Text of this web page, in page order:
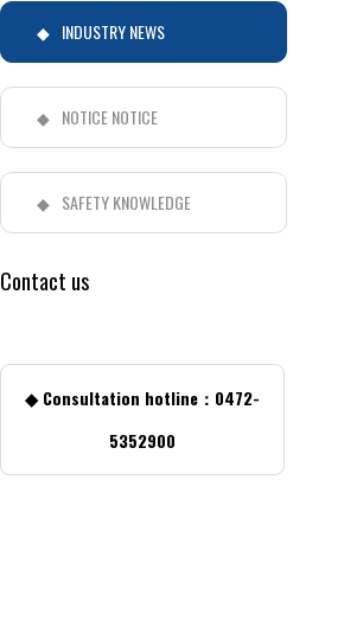
INDUSTRY NEWS
NOTICE NOTICE
SAFETY KNOWLEDGE
Contact us
◆ Consultation hotline：0472-
5352900